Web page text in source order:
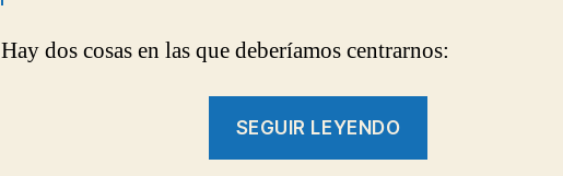
Hay dos cosas en las que deberíamos centrarnos:
SEGUIR LEYENDO